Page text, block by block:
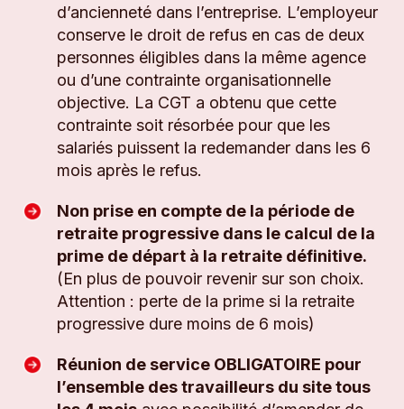
d’ancienneté dans l’entreprise. L’employeur
conserve le droit de refus en cas de deux
personnes éligibles dans la même agence
ou d’une contrainte organisationnelle
objective. La CGT a obtenu que cette
contrainte soit résorbée pour que les
salariés puissent la redemander dans les 6
mois après le refus.
Non prise en compte de la période de
retraite progressive dans le calcul de la
prime de départ à la retraite définitive.
(En plus de pouvoir revenir sur son choix.
Attention : perte de la prime si la retraite
progressive dure moins de 6 mois)
Réunion de service OBLIGATOIRE pour
l’ensemble des travailleurs du site tous